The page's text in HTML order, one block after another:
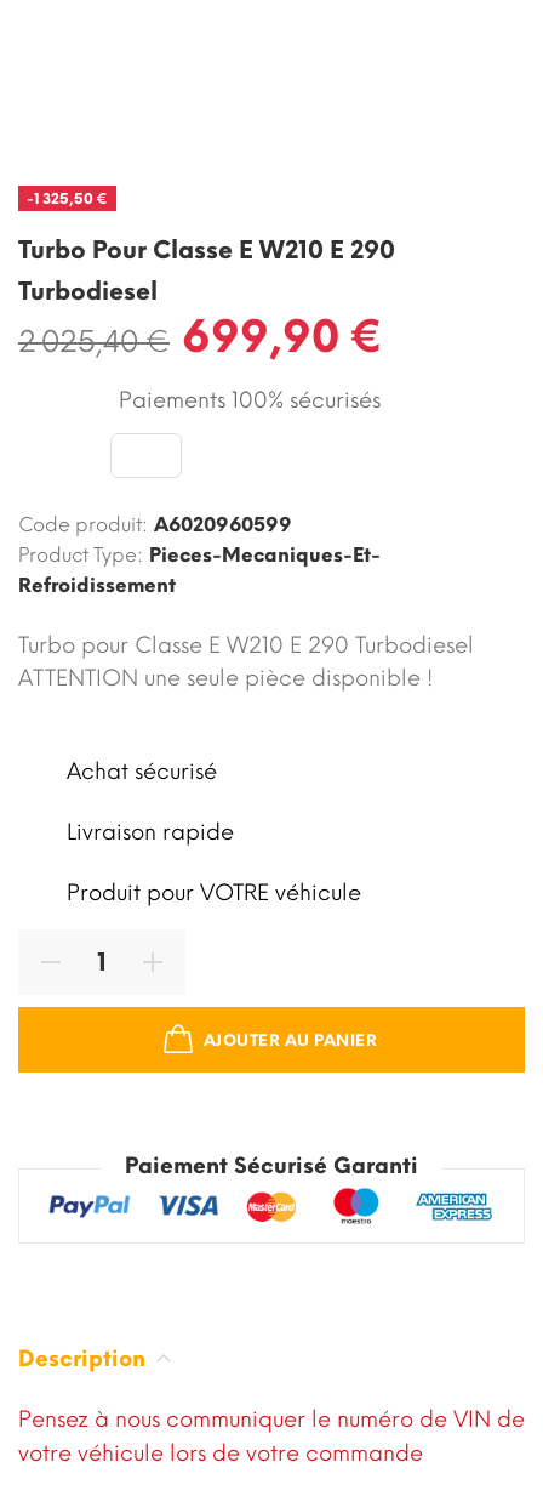
-1 325,50 €
Turbo Pour Classe E W210 E 290
Turbodiesel
2 025,40 € 699,90 €
Paiements 100% sécurisés
Code produit: A6020960599
Product Type: Pieces-Mecaniques-Et-
Refroidissement
Turbo pour Classe E W210 E 290 Turbodiesel
ATTENTION une seule pièce disponible !
Achat sécurisé
Livraison rapide
Produit pour VOTRE véhicule
AJOUTER AU PANIER
Paiement Sécurisé Garanti
Description
Pensez à nous communiquer le numéro de VIN de
votre véhicule lors de votre commande